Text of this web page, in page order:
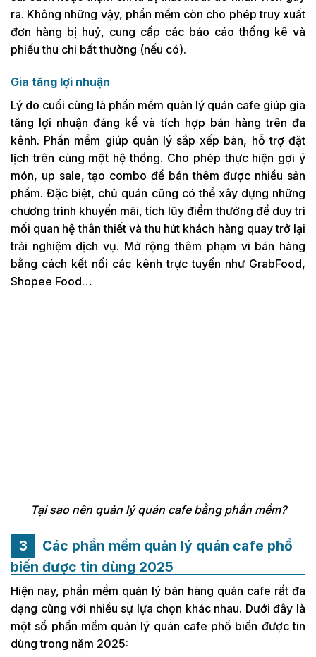
ra. Không những vậy, phần mềm còn cho phép truy xuất
đơn hàng bị huỷ, cung cấp các báo cáo thống kê và
phiếu thu chi bất thường (nếu có).
Gia tăng lợi nhuận
Lý do cuối cùng là phần mềm quản lý quán cafe giúp gia
tăng lợi nhuận đáng kể và tích hợp bán hàng trên đa
kênh. Phần mềm giúp quản lý sắp xếp bàn, hỗ trợ đặt
lịch trên cùng một hệ thống. Cho phép thực hiện gợi ý
món, up sale, tạo combo để bán thêm được nhiều sản
phẩm. Đặc biệt, chủ quán cũng có thể xây dựng những
chương trình khuyến mãi, tích lũy điểm thưởng để duy trì
mối quan hệ thân thiết và thu hút khách hàng quay trở lại
trải nghiệm dịch vụ. Mở rộng thêm phạm vi bán hàng
bằng cách kết nối các kênh trực tuyến như GrabFood,
Shopee Food…
Tại sao nên quản lý quán cafe bằng phần mềm?
Các phần mềm quản lý quán cafe phổ
biến được tin dùng 2025
Hiện nay, phần mềm quản lý bán hàng quán cafe rất đa
dạng cùng với nhiều sự lựa chọn khác nhau. Dưới đây là
một số phần mềm quản lý quán cafe phổ biến được tin
dùng trong năm 2025: